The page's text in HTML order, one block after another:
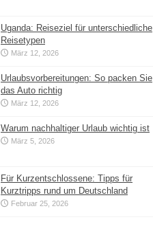
Uganda: Reiseziel für unterschiedliche
Reisetypen
März 12, 2026
Urlaubsvorbereitungen: So packen Sie
das Auto richtig
März 12, 2026
Warum nachhaltiger Urlaub wichtig ist
März 5, 2026
Für Kurzentschlossene: Tipps für
Kurztripps rund um Deutschland
Februar 25, 2026